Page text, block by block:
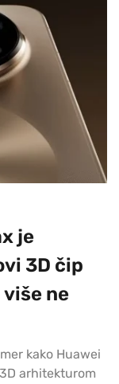
je
3D čip
ne
kako Huawei
arhitekturom